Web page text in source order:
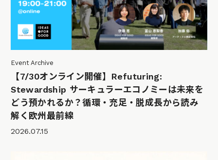
Event Archive
【7/30オンライン開催】Refuturing:
Stewardship サーキュラーエコノミーは未来を
どう預かれるか？循環・充足・脱成長から読み
解く欧州最前線
2026.07.15